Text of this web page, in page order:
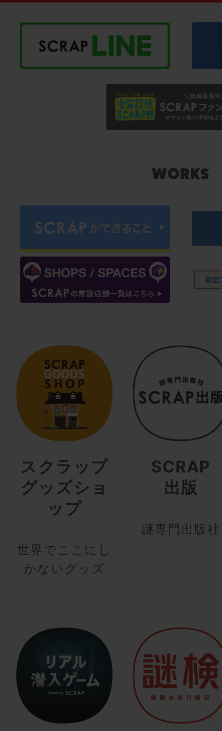
スクラップ
グッズショ
ップ
世界でここにし
かないグッズ
SCRAP
出版
謎専門出版社